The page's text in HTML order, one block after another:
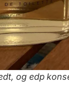
og edp